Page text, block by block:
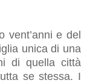
vent’anni e del
unica di una
di quella città
se stessa. I